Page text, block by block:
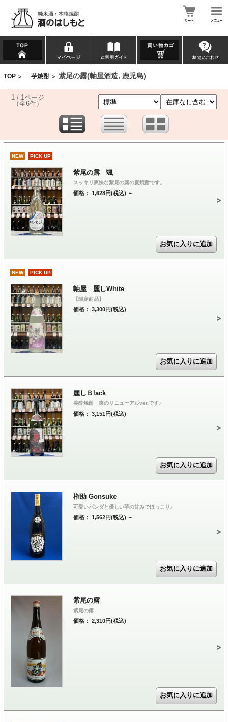
TOP > 芋焼酎 > 紫尾の露(軸屋酒造, 鹿児島)
1 / 1ページ
（全6件）
NEW PICK UP
紫尾の露 颯
スッキリ爽快な紫尾の露の夏焼酎です。
価格： 1,628円(税込) ～
NEW PICK UP
軸屋 麗しWhite
【限定商品】
価格： 3,300円(税込)
麗しＢlack
美酔焼酎 凛のリニューアルver.です♪
価格： 3,151円(税込)
権助 Gonsuke
可愛いパンダと優しい芋の甘みでほっこり♪
価格： 1,562円(税込) ～
紫尾の露
紫尾の露
価格： 2,310円(税込)